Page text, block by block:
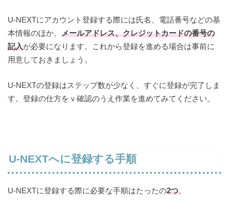
U-NEXTにアカウント登録する際には氏名、電話番号などの基
本情報のほか、 メールアドレス、クレジットカードの番号の
記入が必要になります。これから登録を進める場合は事前に
用意しておきましょう。
U-NEXTの登録はステップ数が少なく、すぐに登録が完了しま
す。登録の仕方をｖ確認のうえ作業を進めてみてください。
U-NEXTへに登録する手順
U-NEXTに登録する際に必要な手順はたったの2つ。